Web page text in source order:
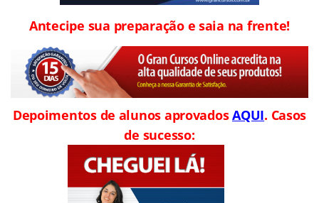
Antecipe sua preparação e saia na frente!
Depoimentos de alunos aprovadosAQUI. Casos
de sucesso: